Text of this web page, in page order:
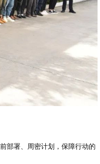
部署、周密计划，保障行动的